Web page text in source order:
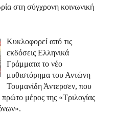
στη σύγχρονη κοινωνική
Κυκλοφορεί από τις
εκδόσεις Ελληνικά
Γράμματα το νέο
μυθιστόρημα του Αντώνη
Τουμανίδη Άντερσεν, που
πρώτο μέρος της «Τριλογίας